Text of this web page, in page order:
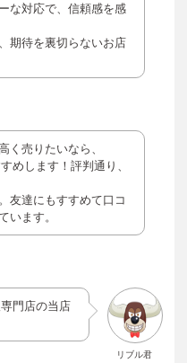
な対応で、信頼感を感
期待を裏切らないお店
く売りたいなら、
めします！評判通り、
友達にもすすめて口コ
います。
リブル君
門店の当店